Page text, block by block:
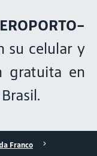
su celular y
gratuita en
Franco